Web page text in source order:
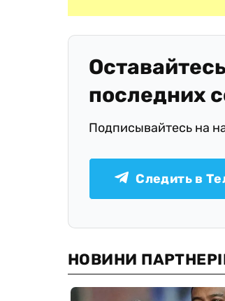
последних
Подписывайтесь на
Следить в